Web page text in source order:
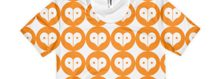
auf.
Die
Optionen
können
auf
der